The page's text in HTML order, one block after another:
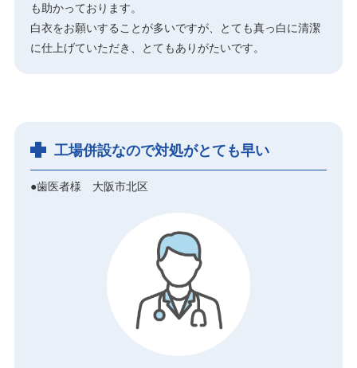
も助かっております。
白衣をお願いすることが多いですが、とても真っ白に清潔
に仕上げていただき、とてもありがたいです。
工場併設なので対処がとても早い
●歯医者様 大阪市北区